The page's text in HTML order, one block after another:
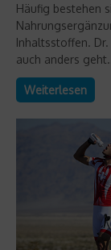
Häufig bestehen
Inhaltsstoffen.
auch anders
Weiterlesen